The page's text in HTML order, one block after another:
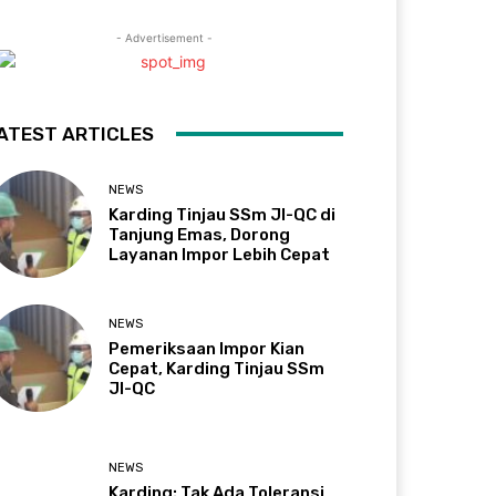
- Advertisement -
ARTICLES
NEWS
Karding Tinjau SSm JI-QC di
Tanjung Emas, Dorong
Layanan Impor Lebih Cepat
NEWS
Pemeriksaan Impor Kian
Cepat, Karding Tinjau SSm
JI-QC
NEWS